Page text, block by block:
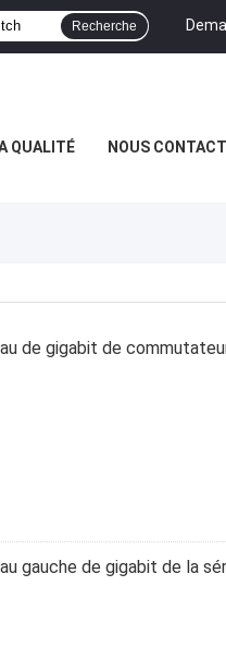
Recherche
QUALITÉ NOUS
de gigabit de
gauche de gigabit de la